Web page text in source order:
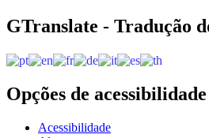
GTranslate - Tradução
Opções de acessibilidade
Acessibilidade